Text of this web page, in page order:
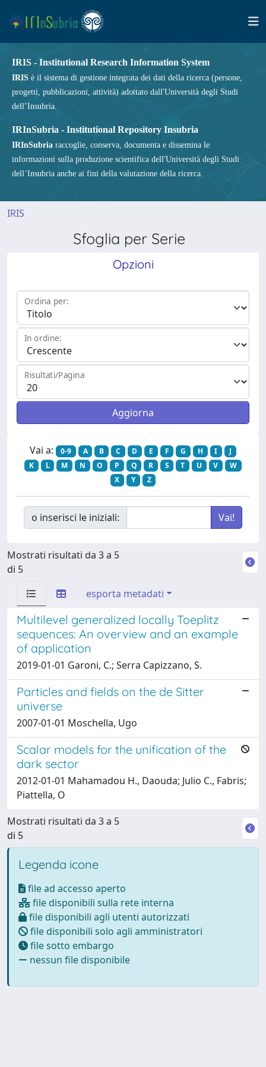
IRIS - Institutional Research Information System
IRIS è il sistema di gestione integrata dei dati della ricerca (persone,
progetti, pubblicazioni, attività) adottato dall'Università degli Studi
dell’Insubria.
IRInSubria - Institutional Repository Insubria
IRInSubria raccoglie, conserva, documenta e dissemina le
informazioni sulla produzione scientifica dell'Università degli Studi
dell’Insubria anche ai fini della valutazione della ricerca.
IRIS
Sfoglia per Serie
Opzioni
Ordina per:
In ordine:
Risultati/Pagina
Vai a: 0-9 A B C D E F G H I
J
K
L M N O P Q R S T U V
W
X
Y Z
o inserisci le iniziali:
Mostrati risultati da 3 a 5
di 5
esporta metadati
Multilevel generalized locally Toeplitz
sequences: An overview and an example
of application
2019-01-01 Garoni, C.; Serra Capizzano, S.
Particles and fields on the de Sitter
universe
2007-01-01 Moschella, Ugo
Scalar models for the unification of the
dark sector
2012-01-01 Mahamadou H., Daouda; Julio C., Fabris;
Piattella, O
Mostrati risultati da 3 a 5
di 5
Legenda icone
file ad accesso aperto
file disponibili sulla rete interna
file disponibili agli utenti autorizzati
file disponibili solo agli amministratori
file sotto embargo
nessun file disponibile